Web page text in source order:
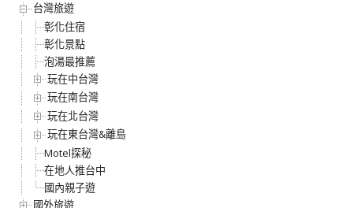
台灣旅遊
彰化住宿
彰化景點
泡湯最推薦
玩在中台灣
玩在南台灣
玩在北台灣
玩在東台灣&離島
Motel探秘
在地人推台中
國內親子遊
國外旅遊